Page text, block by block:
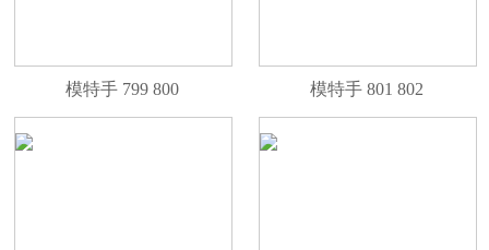
模特手 799 800 模特手 801 802